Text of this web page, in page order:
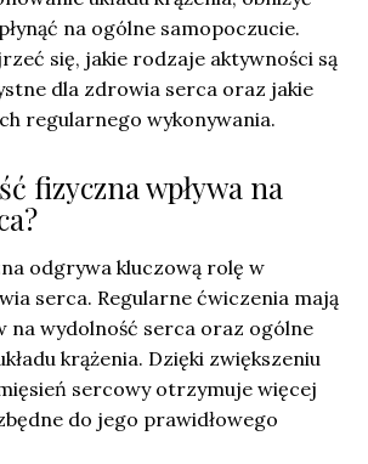
na ogólne samopoczucie.
się, jakie rodzaje aktywności są
dla zdrowia serca oraz jakie
regularnego wykonywania.
fizyczna wpływa na
odgrywa kluczową rolę w
serca. Regularne ćwiczenia mają
na wydolność serca oraz ogólne
krążenia. Dzięki zwiększeniu
sercowy otrzymuje więcej
do jego prawidłowego